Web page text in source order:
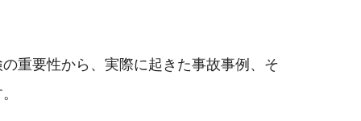
重要性から、実際に起きた事故事例、そ